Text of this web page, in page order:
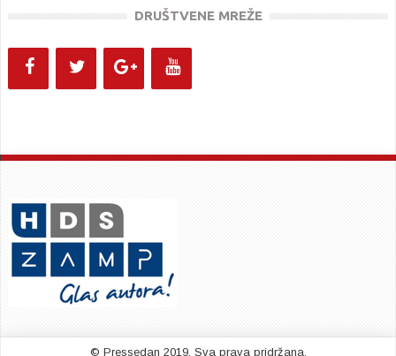
DRUŠTVENE MREŽE
© Pressedan 2019. Sva prava pridržana.